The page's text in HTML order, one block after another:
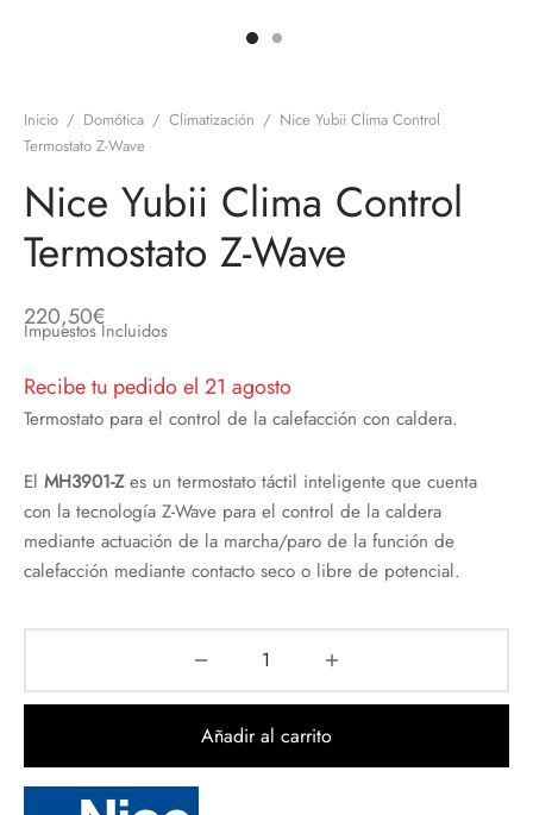
Inicio / Domótica / Climatización / Nice Yubii Clima Control
Termostato Z-Wave
Nice Yubii Clima Control
Termostato Z-Wave
220,50€
Impuestos Incluidos
Recibe tu pedido el 21 agosto
Termostato para el control de la calefacción con caldera.
El MH3901-Zes un termostato táctil inteligente que cuenta
con la tecnología Z-Wave para el control de la caldera
mediante actuación de la marcha/paro de la función de
calefacción mediante contacto seco o libre de potencial.
Añadir al carrito
Equipos de Sonido